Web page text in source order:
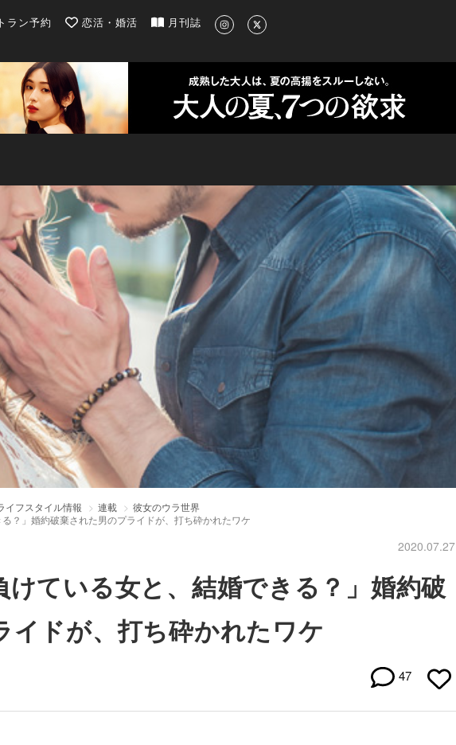
ンダー | 最新のグルメ、洗練されたライフスタイル情報
ラン予約 恋活・婚活 月刊誌
イフスタイル情報 連載
彼女のウラ世界
？」婚約破棄された男のプライドが、打ち砕かれたワケ
2020.07.27
けている女と、結婚できる？」婚約破
イドが、打ち砕かれたワケ
47